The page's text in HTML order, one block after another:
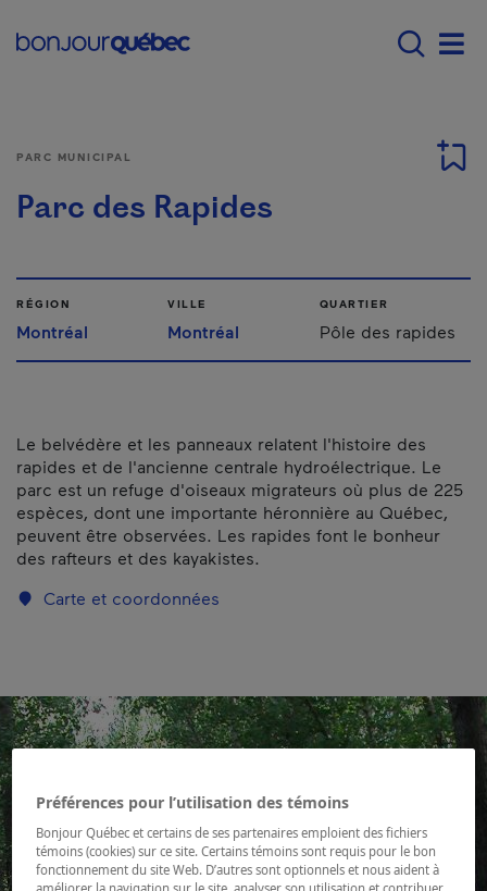
Main navigation -
PARC MUNICIPAL
Parc des Rapides
RÉGION
Montréal
VILLE
Montréal
QUARTIER
Pôle des rapides
Le belvédère et les panneaux relatent l'histoire des
rapides et de l'ancienne centrale hydroélectrique. Le
parc est un refuge d'oiseaux migrateurs où plus de 225
espèces, dont une importante héronnière au Québec,
peuvent être observées. Les rapides font le bonheur
des rafteurs et des kayakistes.
Carte et coordonnées
Préférences pour l’utilisation des témoins
Bonjour Québec et certains de ses partenaires emploient des fichiers
témoins (cookies) sur ce site. Certains témoins sont requis pour le bon
fonctionnement du site Web. D’autres sont optionnels et nous aident à